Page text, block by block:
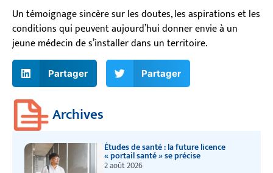
Un témoignage sincère sur les doutes, les aspirations et les
conditions qui peuvent aujourd’hui donner envie à un
jeune médecin de s’installer dans un territoire.
Partager Partager
Archives
Études de santé : la future licence
« portail santé » se précise
2 août 2026